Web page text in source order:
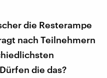
die Resterampe
nach Teilnehmern
die das?